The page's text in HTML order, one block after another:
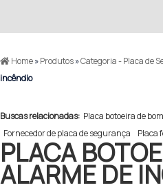
Home»Produtos»Categoria - Placa de
incêndio
Buscas relacionadas: Placa botoeira de
Fornecedor de placa de segurança
Placa
PLACA
ALARME DE